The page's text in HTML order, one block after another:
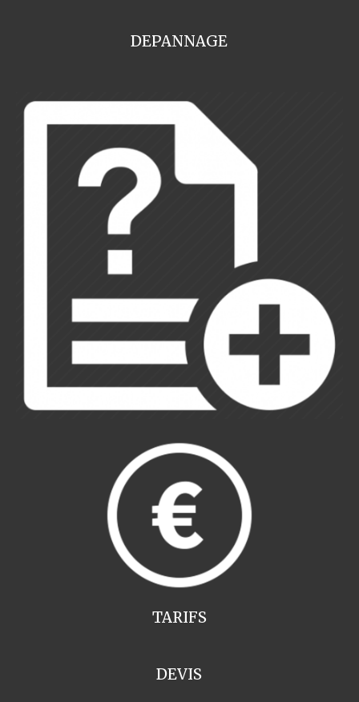
DEPANNAGE
TARIFS
DEVIS